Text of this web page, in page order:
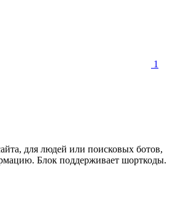
1
для людей или поисковых ботов,
Блок поддерживает шорткоды.